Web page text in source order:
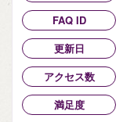
FAQ ID
更新日
アクセス数
満足度